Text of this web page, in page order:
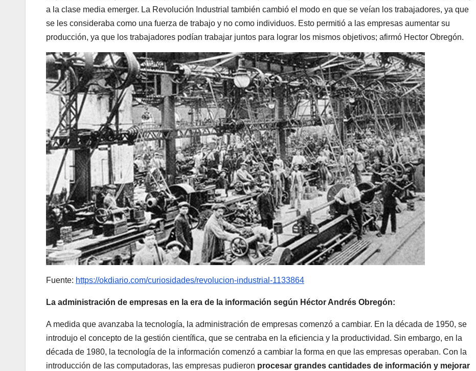
a la clase media emerger. La Revolución Industrial también cambió el modo en que se veían los trabajadores, ya que
se les consideraba como una fuerza de trabajo y no como individuos. Esto permitió a las empresas aumentar su
producción, ya que los trabajadores podían trabajar juntos para lograr los mismos objetivos; afirmó Hector Obregón.
Fuente: https://okdiario.com/curiosidades/revolucion-industrial-1133864
La administración de empresas en la era de la información según Héctor Andrés Obregón:
A medida que avanzaba la tecnología, la administración de empresas comenzó a cambiar. En la década de 1950, se
introdujo el concepto de la gestión científica, que se centraba en la eficiencia y la productividad. Sin embargo, en la
década de 1980, la tecnología de la información comenzó a cambiar la forma en que las empresas operaban. Con la
introducción de las computadoras, las empresas pudieron procesar grandes cantidades de información y mejorar